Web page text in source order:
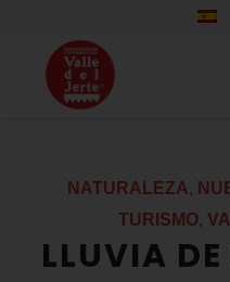
NATURALEZA
TURISMO ,
LLUVIA DE